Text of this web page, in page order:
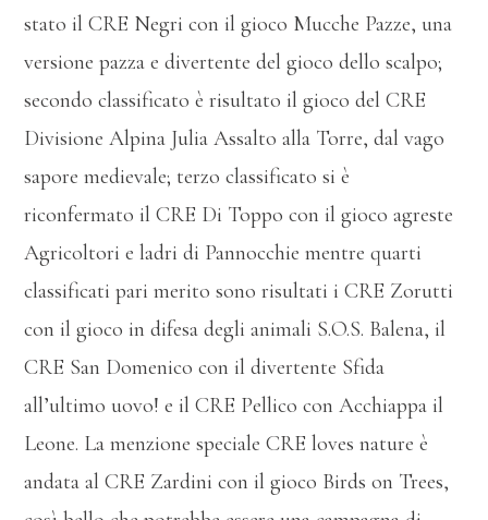
stato il CRE Negri con il gioco Mucche Pazze, una
versione pazza e divertente del gioco dello scalpo;
secondo classificato è risultato il gioco del CRE
Divisione Alpina Julia Assalto alla Torre, dal vago
sapore medievale; terzo classificato si è
riconfermato il CRE Di Toppo con il gioco agreste
Agricoltori e ladri di Pannocchie mentre quarti
classificati pari merito sono risultati i CRE Zorutti
con il gioco in difesa degli animali S.O.S. Balena, il
CRE San Domenico con il divertente Sfida
all’ultimo uovo! e il CRE Pellico con Acchiappa il
Leone. La menzione speciale CRE loves nature è
andata al CRE Zardini con il gioco Birds on Trees,